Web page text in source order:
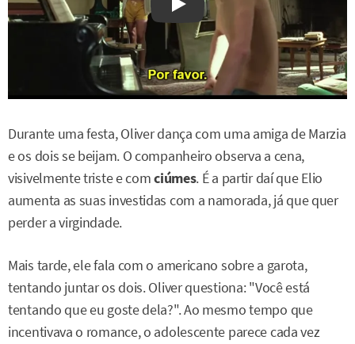
Watch on YouTube
Durante uma festa, Oliver dança com uma amiga de Marzia
e os dois se beijam. O companheiro observa a cena,
visivelmente triste e comciúmes. É a partir daí que Elio
aumenta as suas investidas com a namorada, já que quer
perder a virgindade.
Mais tarde, ele fala com o americano sobre a garota,
tentando juntar os dois. Oliver questiona: "Você está
tentando que eu goste dela?". Ao mesmo tempo que
incentivava o romance, o adolescente parece cada vez